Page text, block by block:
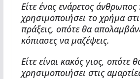
Είτε ένας ενάρετος
χρησιμοποιήσει το χρήμα
πράξεις, οπότε θα
κόπιασες να μαζέψεις.
Είτε είναι κακός γιος, οπότε
χρησιμοποιήσει στις